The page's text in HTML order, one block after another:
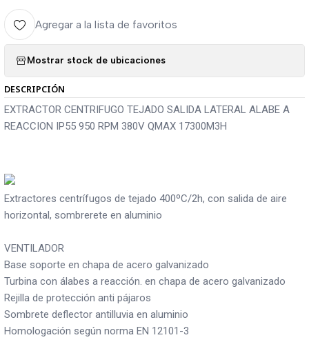
Agregar a la lista de favoritos
Mostrar stock de ubicaciones
DESCRIPCIÓN
EXTRACTOR CENTRIFUGO TEJADO SALIDA LATERAL ALABE A
REACCION IP55 950 RPM 380V QMAX 17300M3H
Extractores centrífugos de tejado 400ºC/2h, con salida de aire
horizontal, sombrerete en aluminio
VENTILADOR
Base soporte en chapa de acero galvanizado
Turbina con álabes a reacción. en chapa de acero galvanizado
Rejilla de protección anti pájaros
Sombrete deflector antilluvia en aluminio
Homologación según norma EN 12101-3